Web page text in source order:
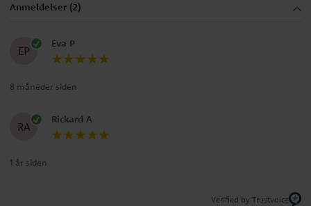
Anmeldelser (2)
EP
Eva P
8 måneder siden
RA
Rickard A
1 år siden
Verified by Trustvoice